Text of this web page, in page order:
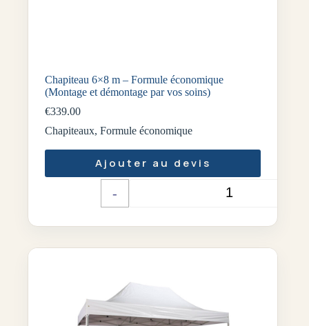
Chapiteau 6×8 m – Formule économique
(Montage et démontage par vos soins)
€339.00
Chapiteaux, Formule économique
-
Ajouter au devis